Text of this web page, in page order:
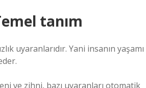
tanım
uyaranlarıdır. Yani insanın yaşamı
ve zihni, bazı uyaranları otomatik